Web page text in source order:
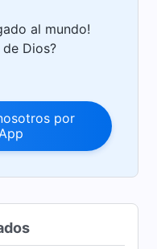
al mundo!
Dios?
por